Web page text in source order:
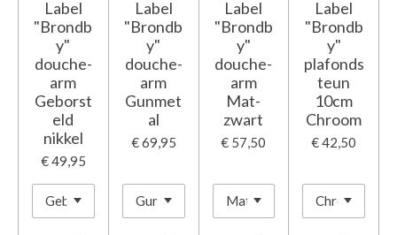
Label
"Brondb
y"
douche-
arm
Geborst
eld
nikkel
€ 49,95
Label
"Brondb
y"
douche-
arm
Gunmet
al
€ 69,95
Label
"Brondb
y"
douche-
arm
Mat-
zwart
€ 57,50
Label
"Brondb
y"
plafonds
teun
10cm
Chroom
€ 42,50